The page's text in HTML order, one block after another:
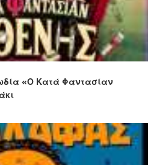
«Ο Κατά Φαντασίαν